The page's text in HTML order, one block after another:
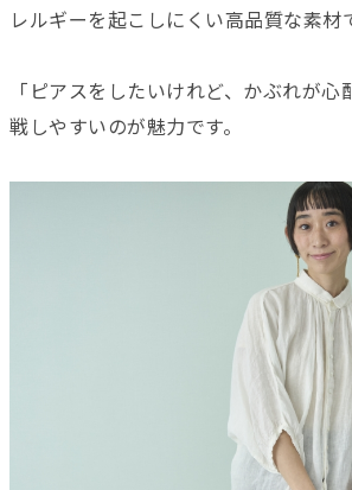
レルギーを起こしにくい高品質な素材
「ピアスをしたいけれど、かぶれが
戦しやすいのが魅力です。